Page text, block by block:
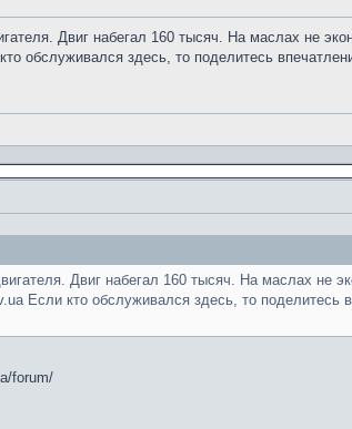
Двиг набегал 160 тысяч. На маслах не
обслуживался здесь, то поделитесь
Двиг набегал 160 тысяч. На маслах не
Если кто обслуживался здесь, то
forum/